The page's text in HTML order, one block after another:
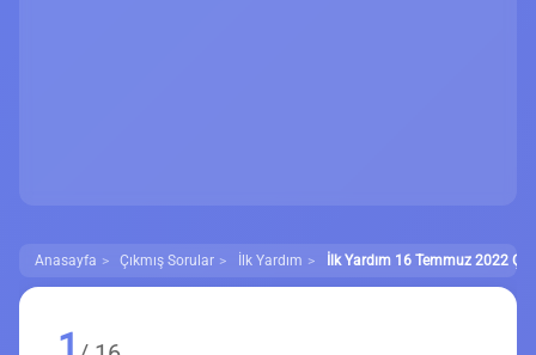
Anasayfa Çıkmış Sorular İlk Yardım İlk Yardım 16 Temmuz 2022